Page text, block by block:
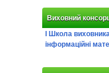
Виховний
І Школа
інформаційні